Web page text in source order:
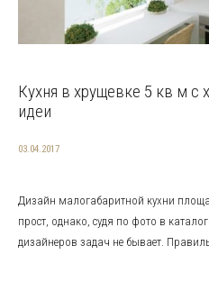
Кухня в хрущевке 5 кв м с
идеи
03.04.2017
Дизайн малогабаритной кухни
прост, однако, судя по фото в
дизайнеров задач не бывает.